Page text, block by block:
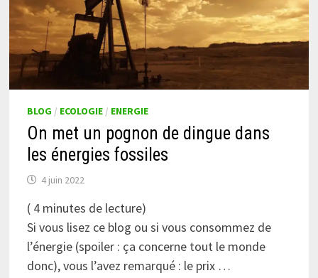
BLOG / ECOLOGIE / ENERGIE
On met un pognon de dingue dans
les énergies fossiles
4 juin 2022
( 4 minutes de lecture)
Si vous lisez ce blog ou si vous consommez de
l’énergie (spoiler : ça concerne tout le monde
donc), vous l’avez remarqué : le prix …